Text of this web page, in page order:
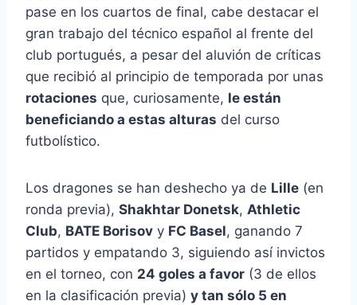
pase en los cuartos de final, cabe destacar el
gran trabajo del técnico español al frente del
club portugués, a pesar del aluvión de críticas
que recibió al principio de temporada por unas
rotaciones que, curiosamente, le están
beneficiando a estas alturas del curso
futbolístico.
Los dragones se han deshecho ya de Lille (en
ronda previa), Shakhtar Donetsk, Athletic
Club, BATE Borisov y FC Basel, ganando 7
partidos y empatando 3, siguiendo así invictos
en el torneo, con 24 goles a favor (3 de ellos
en la clasificación previa) y tan sólo 5 en